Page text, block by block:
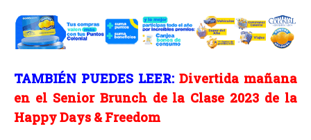
TAMBIÉN PUEDES LEER: Divertida mañana
en el Senior Brunch de la Clase 2023 de la
Happy Days & Freedom